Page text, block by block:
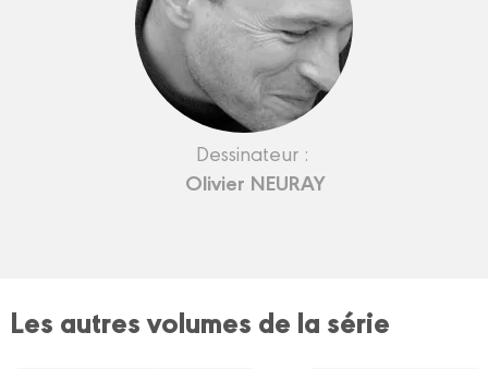
Dessinateur :
Olivier NEURAY
Les autres volumes de la série